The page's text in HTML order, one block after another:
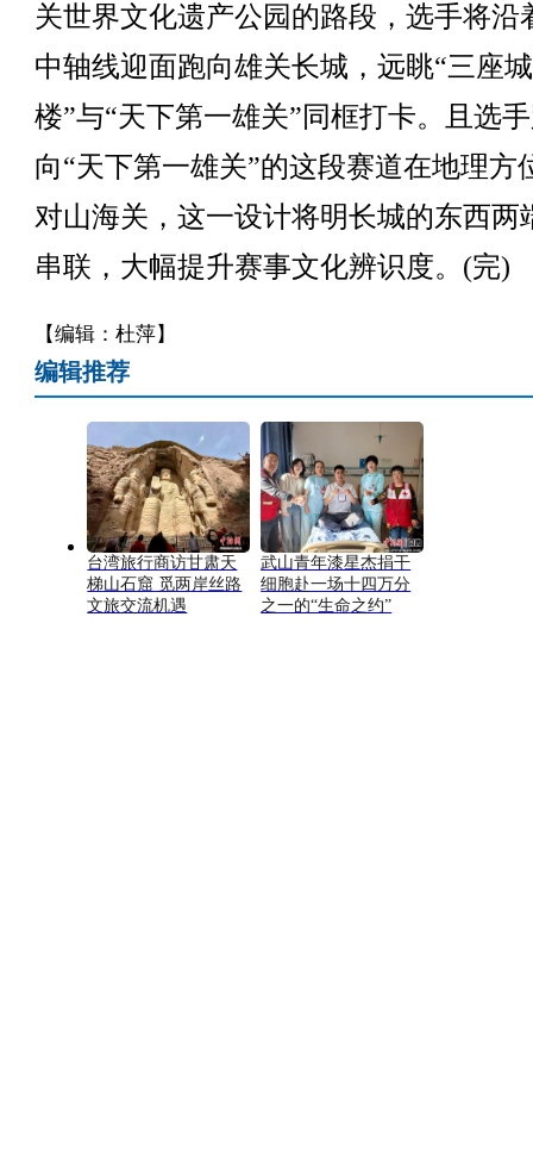
关世界文化遗产公园的路段，选手将沿
中轴线迎面跑向雄关长城，远眺“三座城
楼”与“天下第一雄关”同框打卡。且选
向“天下第一雄关”的这段赛道在地理方
对山海关，这一设计将明长城的东西两
串联，大幅提升赛事文化辨识度。(完)
【编辑：杜萍】
编辑推荐
台湾旅行商访甘肃天
梯山石窟 觅两岸丝路
文旅交流机遇
武山青年漆星杰捐干
细胞赴一场十四万分
之一的“生命之约”